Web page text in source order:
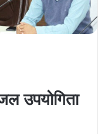
उपयोगिता